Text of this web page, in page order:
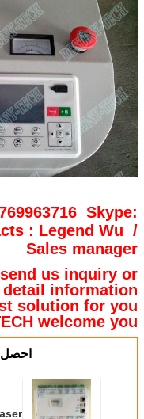
Skype:
: Legend Wu /
Sales manager
us inquiry or
information
solution for you
welcome you .